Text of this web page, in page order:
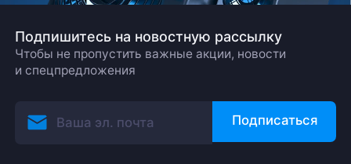
Подпишитесь на новостную рассылку
Чтобы не пропустить важные акции, новости
и спецпредложения
Подписаться